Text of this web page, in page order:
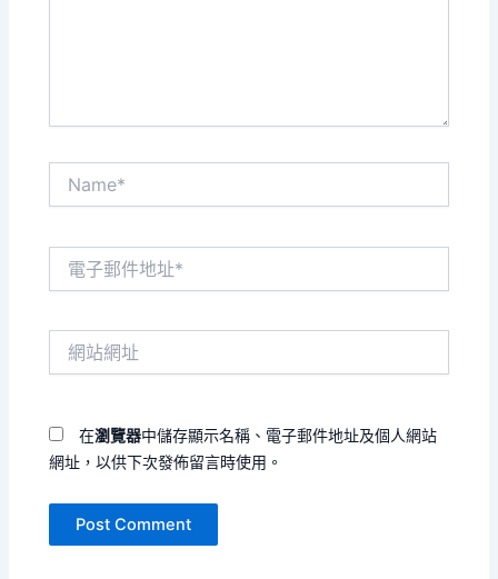
在瀏覽器中儲存顯示名稱、電子郵件地址及個人網站
網址，以供下次發佈留言時使用。